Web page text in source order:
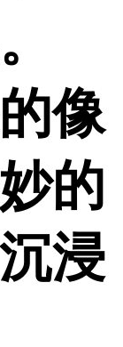
像
的
浸